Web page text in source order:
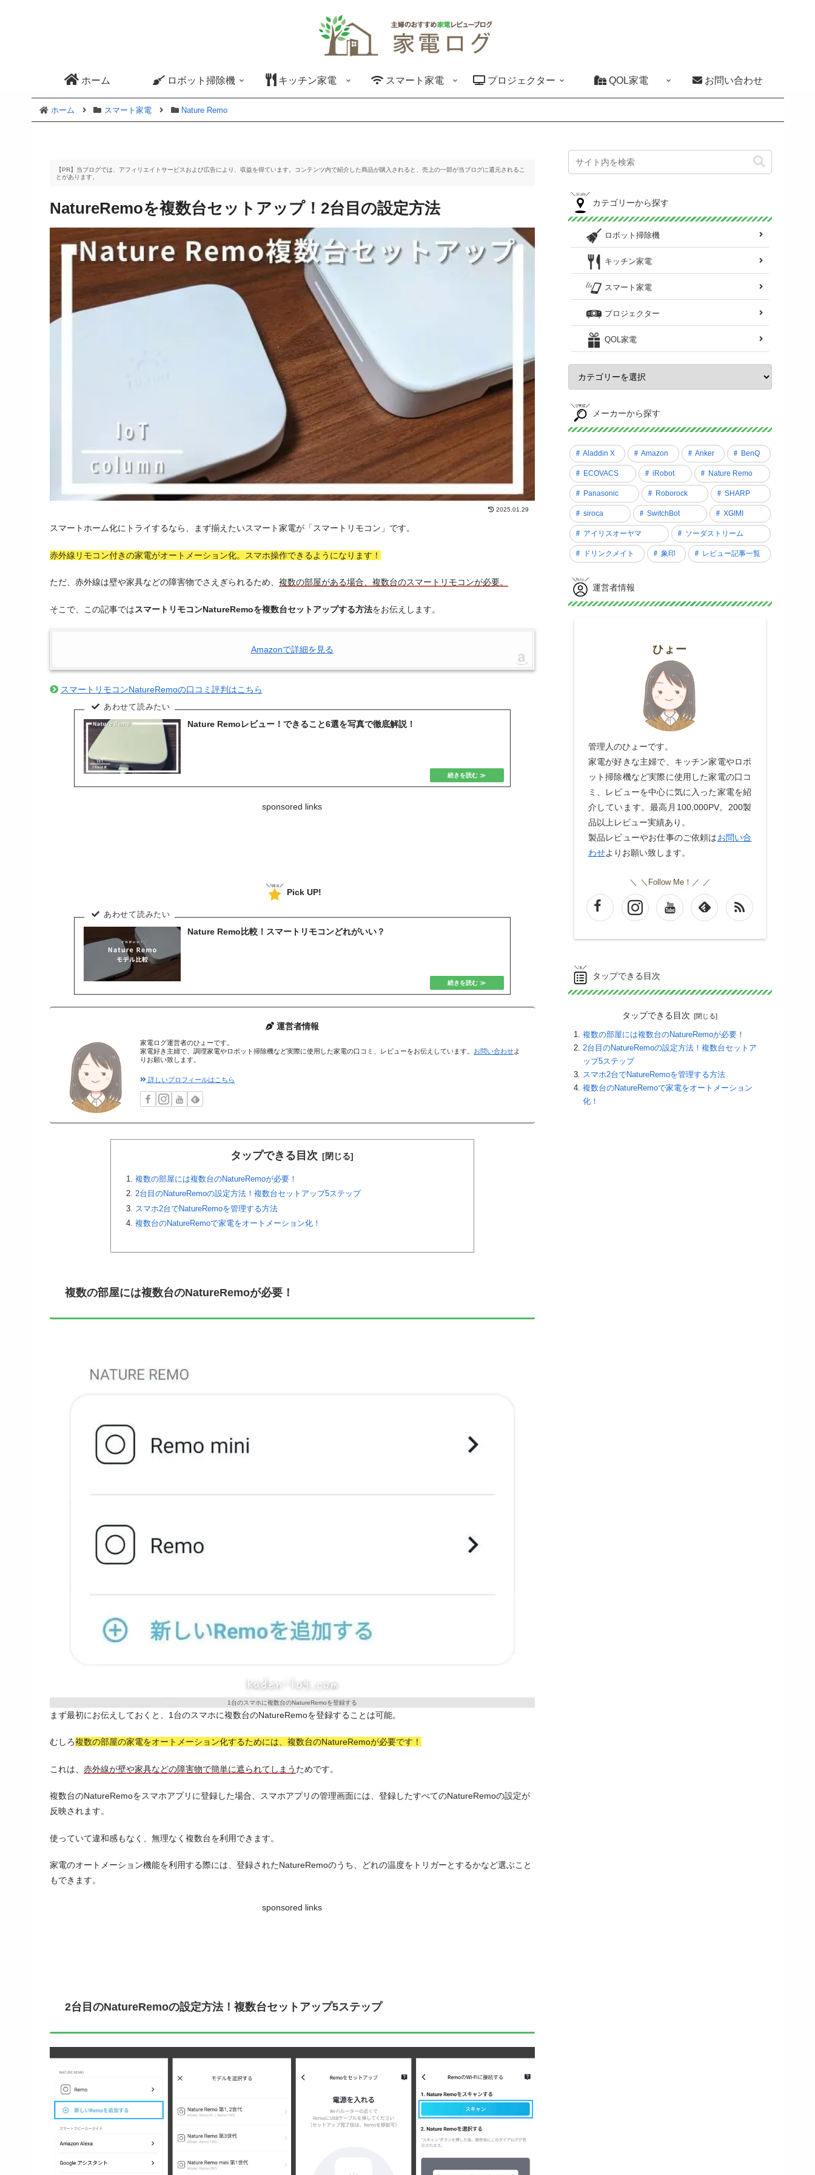
ホーム ロボット掃除機 キッチン家電 スマート家電 プロジェクター QOL家電 お問い合わせ
ホーム スマート家電 Nature Remo
【PR】当ブログでは、アフィリエイトサービスおよび広告により、収益を得ています。コンテンツ内で紹介した商品が購入されると、売上の一部が当ブログに還元されるこ
とがあります。
NatureRemoを複数台セットアップ！2台目の設定方法
2025.01.29
スマートホーム化にトライするなら、まず揃えたいスマート家電が「スマートリモコン」です。
赤外線リモコン付きの家電がオートメーション化。スマホ操作できるようになります！
ただ、赤外線は壁や家具などの障害物でさえぎられるため、 複数の部屋がある場合、複数台のスマートリモコンが必要。
そこで、この記事ではスマートリモコンNatureRemoを複数台セットアップする方法をお伝えします。
Amazonで詳細を見る
スマートリモコンNatureRemoの口コミ評判はこちら
Nature Remoレビュー！できること6選を写真で徹底解説！
sponsored links
Pick UP!
Nature Remo比較！スマートリモコンどれがいい？
運営者情報
家電ログ運営者のひょーです。
家電好き主婦で、調理家電やロボット掃除機など実際に使用した家電の口コミ、レビューをお伝えしています。 お問い合わせよ
りお願い致します。
詳しいプロフィールはこちら
タップできる目次
複数の部屋には複数台のNatureRemoが必要！
2台目のNatureRemoの設定方法！複数台セットアップ5ステップ
スマホ2台でNatureRemoを管理する方法
複数台のNatureRemoで家電をオートメーション化！
複数の部屋には複数台のNatureRemoが必要！
1台のスマホに複数台のNatureRemoを登録する
まず最初にお伝えしておくと、1台のスマホに複数台のNatureRemoを登録することは可能。
むしろ複数の部屋の家電をオートメーション化するためには、複数台のNatureRemoが必要です！
これは、 赤外線が壁や家具などの障害物で簡単に遮られてしまう ためです。
複数台のNatureRemoをスマホアプリに登録した場合、スマホアプリの管理画面には、登録したすべてのNatureRemoの設定が
反映されます。
使っていて違和感もなく、無理なく複数台を利用できます。
家電のオートメーション機能を利用する際には、登録されたNatureRemoのうち、どれの温度をトリガーとするかなど選ぶこと
もできます。
sponsored links
2台目のNatureRemoの設定方法！複数台セットアップ5ステップ
カテゴリーから探す
ロボット掃除機
キッチン家電
スマート家電
プロジェクター
QOL家電
メーカーから探す
Aladdin X Amazon Anker BenQ
ECOVACS iRobot Nature Remo
Panasonic Roborock SHARP
siroca SwitchBot XGIMI
アイリスオーヤマ ソーダストリーム
ドリンクメイト 象印 レビュー記事一覧
運営者情報
ひょー
管理人のひょーです。
家電が好きな主婦で、キッチン家電やロボ
ット掃除機など実際に使用した家電の口コ
ミ、レビューを中心に気に入った家電を紹
介しています。最高月100,000PV。200製
品以上レビュー実績あり。
製品レビューやお仕事のご依頼はお問い合
わせよりお願い致します。
＼Follow Me！／
タップできる目次
タップできる目次
複数の部屋には複数台のNatureRemoが必要！
2台目のNatureRemoの設定方法！複数台セットア
ップ5ステップ
スマホ2台でNatureRemoを管理する方法
複数台のNatureRemoで家電をオートメーション
化！